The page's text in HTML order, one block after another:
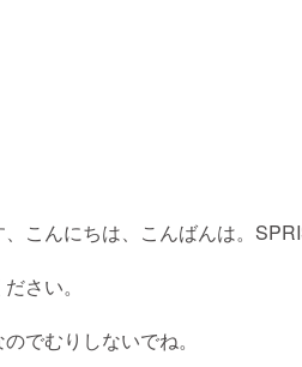
こんにちは、こんばんは。
さい。
でむりしないでね。